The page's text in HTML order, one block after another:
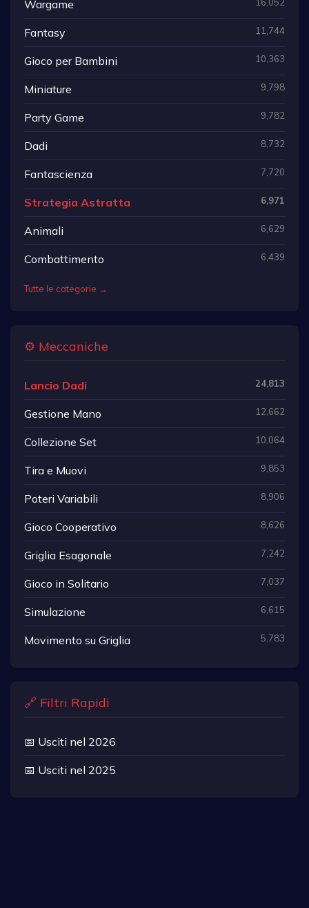
Wargame
Fantasy 11,744
Gioco per Bambini 10,363
Miniature 9,798
Party Game 9,782
Dadi 8,732
Fantascienza 7,720
Strategia Astratta 6,971
Animali 6,629
Combattimento 6,439
Tutte le categorie →
⚙️ Meccaniche
Lancio Dadi 24,813
Gestione Mano 12,662
Collezione Set 10,064
Tira e Muovi 9,853
Poteri Variabili 8,906
Gioco Cooperativo 8,626
Griglia Esagonale 7,242
Gioco in Solitario 7,037
Simulazione 6,615
Movimento su Griglia 5,783
🔗 Filtri Rapidi
📅 Usciti nel 2026
📅 Usciti nel 2025